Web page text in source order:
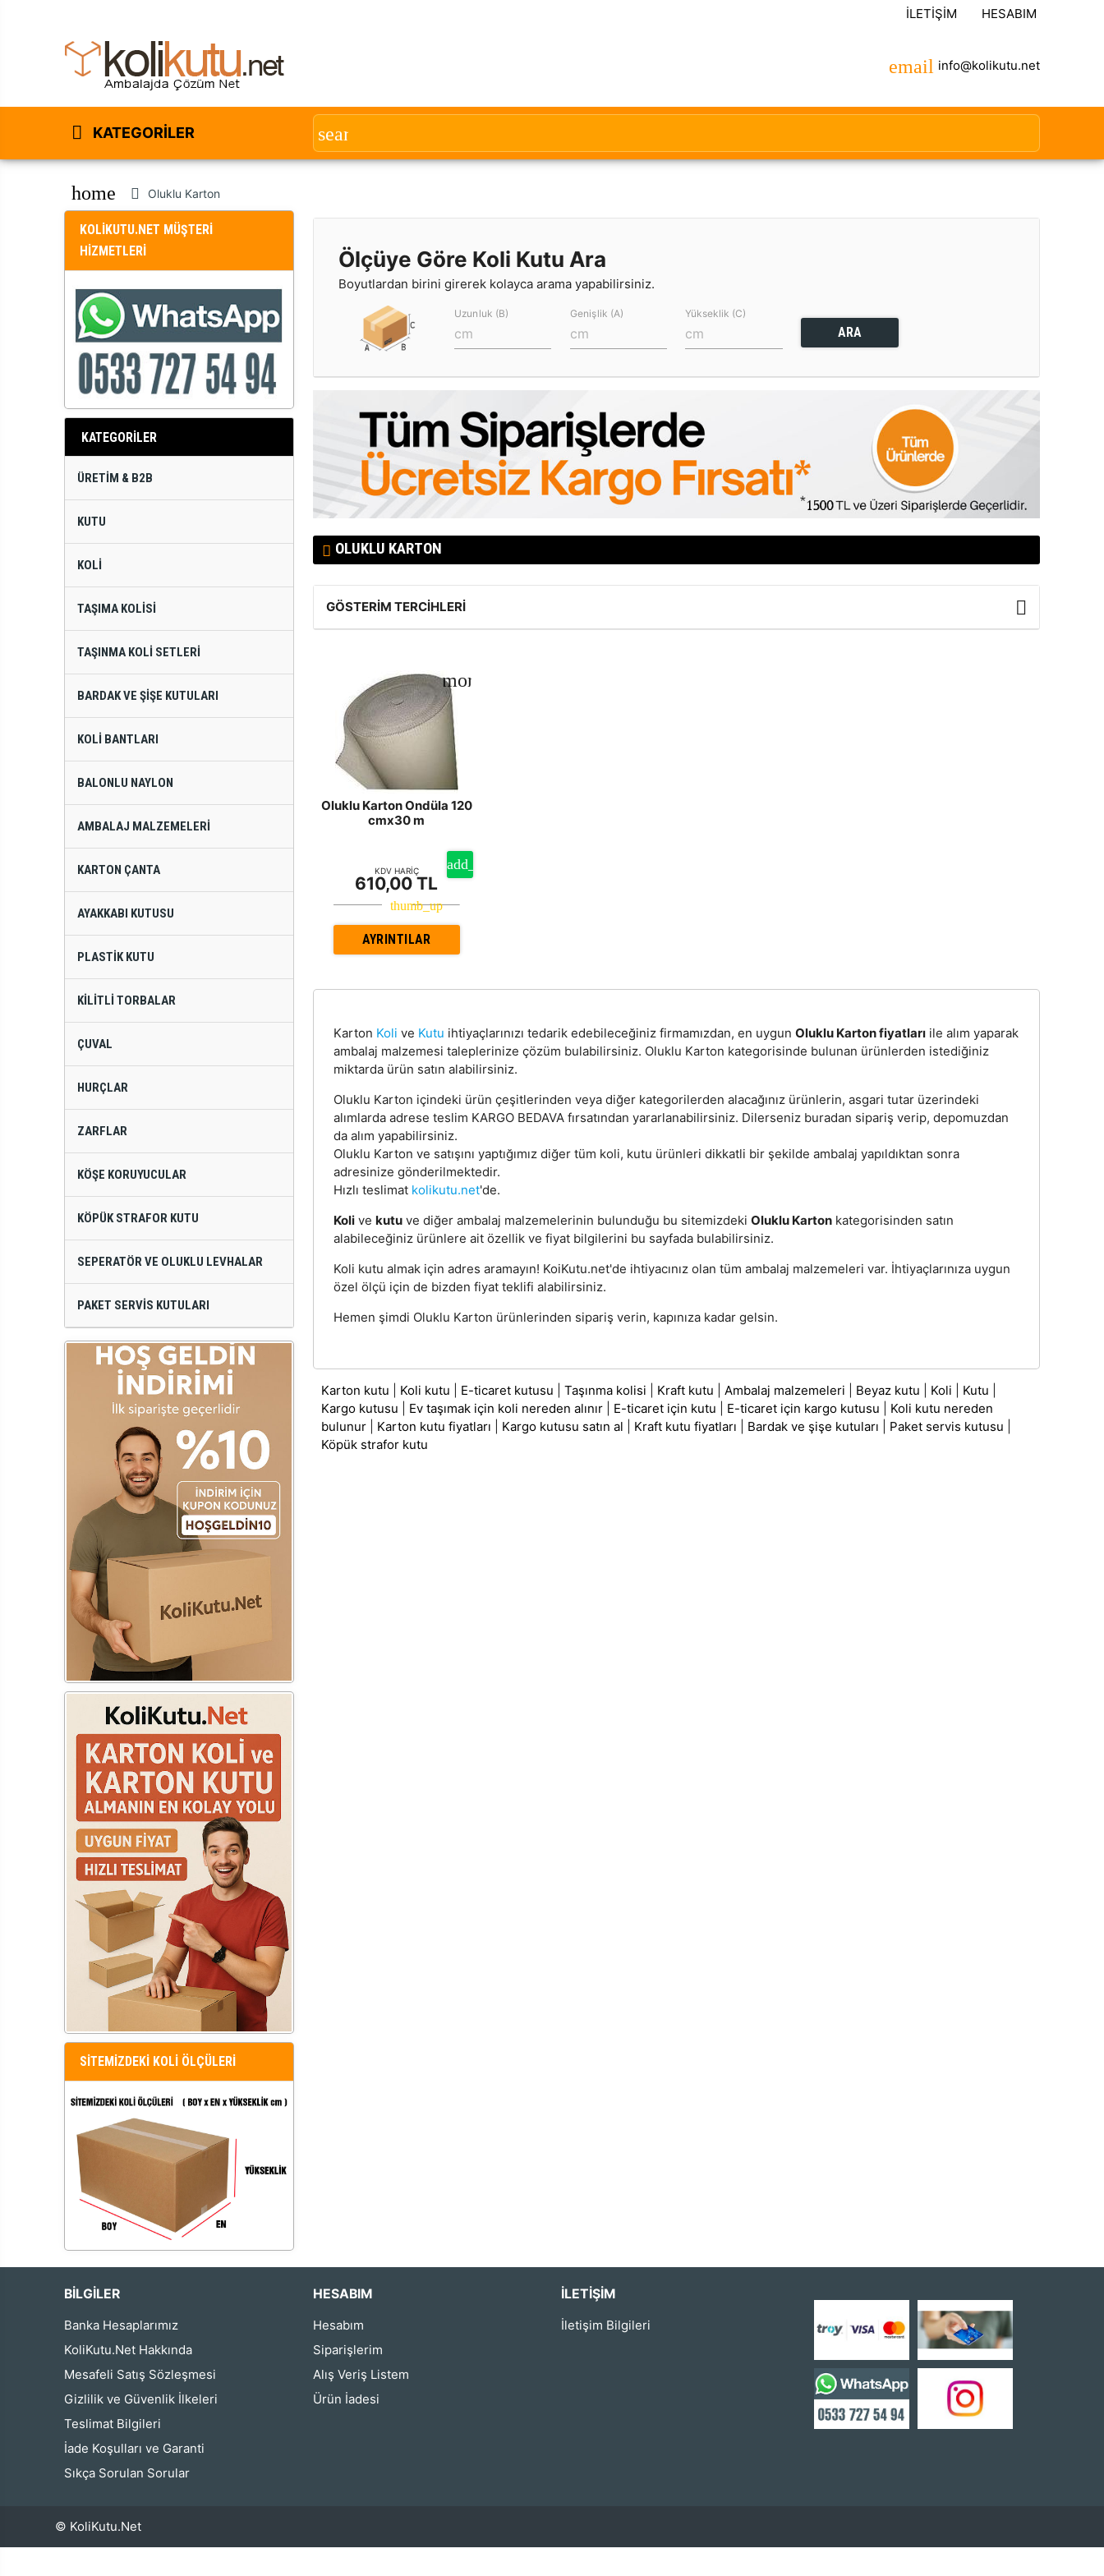
İLETIŞIM HESABIM
info@kolikutu.net
KATEGORILER
home Oluklu Karton
KOLİKUTU.NET MÜŞTERİ
HİZMETLERİ
KATEGORİLER
ÜRETIM & B2B
KUTU
KOLI
TAŞIMA KOLISI
TAŞINMA KOLI SETLERI
BARDAK VE ŞIŞE KUTULARI
KOLI BANTLARI
BALONLU NAYLON
AMBALAJ MALZEMELERI
KARTON ÇANTA
AYAKKABI KUTUSU
PLASTIK KUTU
KILITLI TORBALAR
ÇUVAL
HURÇLAR
ZARFLAR
KÖŞE KORUYUCULAR
KÖPÜK STRAFOR KUTU
SEPERATÖR VE OLUKLU LEVHALAR
PAKET SERVIS KUTULARI
SİTEMİZDEKİ KOLİ ÖLÇÜLERİ
Ölçüye Göre Koli Kutu Ara
Boyutlardan birini girerek kolayca arama yapabilirsiniz.
Uzunluk (B) Genişlik (A) Yükseklik (C)
ARA
OLUKLU KARTON
GÖSTERIM TERCIHLERI
Oluklu Karton Ondüla 120
cmx30 m
KDV HARİÇ
610,00 TL
AYRINTILAR
Karton Koli ve Kutu ihtiyaçlarınızı tedarik edebileceğiniz firmamızdan, en uygun Oluklu Karton fiyatlarıile alım yaparak
ambalaj malzemesi taleplerinize çözüm bulabilirsiniz. Oluklu Karton kategorisinde bulunan ürünlerden istediğiniz
miktarda ürün satın alabilirsiniz.
Oluklu Karton içindeki ürün çeşitlerinden veya diğer kategorilerden alacağınız ürünlerin, asgari tutar üzerindeki
alımlarda adrese teslim KARGO BEDAVA fırsatından yararlanabilirsiniz. Dilerseniz buradan sipariş verip, depomuzdan
da alım yapabilirsiniz.
Oluklu Karton ve satışını yaptığımız diğer tüm koli, kutu ürünleri dikkatli bir şekilde ambalaj yapıldıktan sonra
adresinize gönderilmektedir.
Hızlı teslimat kolikutu.net'de.
Kolive kutuve diğer ambalaj malzemelerinin bulunduğu bu sitemizdeki Oluklu Kartonkategorisinden satın
alabileceğiniz ürünlere ait özellik ve fiyat bilgilerini bu sayfada bulabilirsiniz.
Koli kutu almak için adres aramayın! KoiKutu.net'de ihtiyacınız olan tüm ambalaj malzemeleri var. İhtiyaçlarınıza uygun
özel ölçü için de bizden fiyat teklifi alabilirsiniz.
Hemen şimdi Oluklu Karton ürünlerinden sipariş verin, kapınıza kadar gelsin.
Karton kutu Koli kutu E-ticaret kutusu Taşınma kolisi Kraft kutu Ambalaj malzemeleri Beyaz kutu Koli Kutu
Kargo kutusu
Ev taşımak için koli nereden alınır| E-ticaret için kutu E-ticaret için kargo kutusu
Koli kutu nereden
bulunur| Karton kutu fiyatları Kargo kutusu satın al Kraft kutu fiyatları Bardak ve şişe kutuları Paket servis kutusu
Köpük strafor kutu
BİLGİLER
Banka Hesaplarımız
KoliKutu.Net Hakkında
Mesafeli Satış Sözleşmesi
Gizlilik ve Güvenlik İlkeleri
Teslimat Bilgileri
İade Koşulları ve Garanti
Sıkça Sorulan Sorular
HESABIM
Hesabım
Siparişlerim
Alış Veriş Listem
Ürün İadesi
İLETIŞIM
İletişim Bilgileri
© KoliKutu.Net